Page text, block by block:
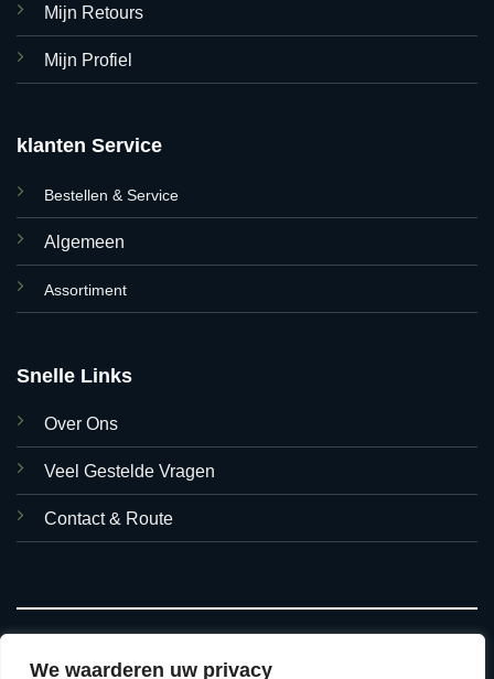
We waarderen uw privacy
Mijn Retours
Mijn Profiel
klanten Service
Bestellen & Service
Algemeen
Assortiment
Snelle Links
Over Ons
Veel Gestelde Vragen
Contact & Route